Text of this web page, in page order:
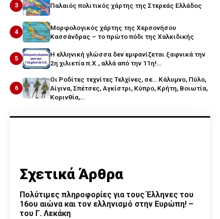
3 Παλαιός πολιτικός χάρτης της Στερεάς Ελλάδος
4
Μορφολογικός χάρτης της Χερσονήσου
Κασσάνδρας – το πρώτο πόδι της Χαλκιδικής
5
Η ελληνική γλώσσα δεν εμφανίζεται ξαφνικά την
2η χιλιετία π.Χ., αλλά από την 11η!…
6
Οι Ροδίτες τεχνίτες Τελχίνες, σε… Κάλυμνο, Πύλο,
Αίγινα, Σπέτσες, Αγκίστρι, Κύπρο, Κρήτη, Βοιωτία,
Κορινθία,…
Σχετικά Άρθρα
Πολύτιμες πληροφορίες για τους Έλληνες του
16ου αιώνα και τον ελληνισμό στην Ευρώπη! –
του Γ. Λεκάκη